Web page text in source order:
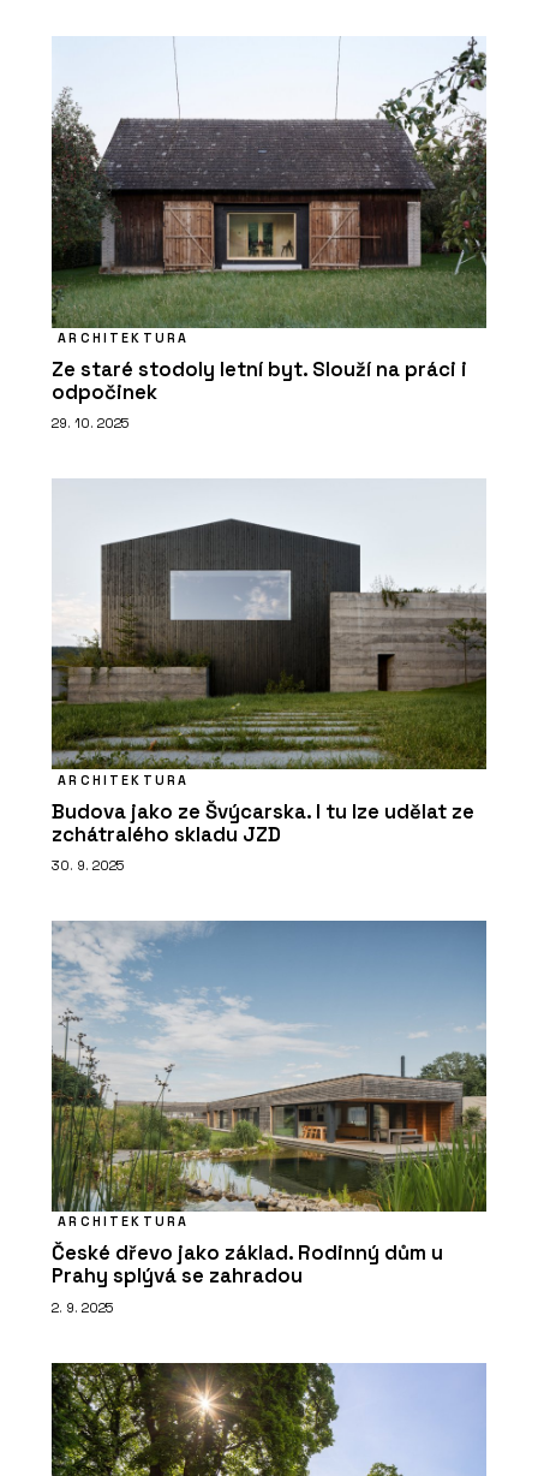
PRODUKTY
Funkční čisticí rohože Coral - Forbo
Flooring Systems
první republiky
PRODUKTY
Sametový vinyl Flotex - Forbo
O FIRMĚ
Forbo Flooring Systems
PRODUKTY
ARCHITEKTURA
Ze staré stodoly letní byt. Slouží na práci i
odpočinek
29. 10. 2025
ARCHITEKTURA
Budova jako ze Švýcarska. I tu lze udělat ze
zchátralého skladu JZD
30. 9. 2025
ARCHITEKTURA
České dřevo jako základ. Rodinný dům u
Prahy splývá se zahradou
2. 9. 2025